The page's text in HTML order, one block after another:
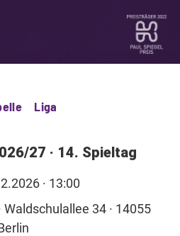
Liga
27 · 14. Spieltag
· 13:00
34 · 14055